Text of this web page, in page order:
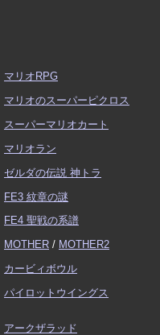
マリオRPG
マリオのスーパーピクロス
スーパーマリオカート
マリオラン
ゼルダの伝説 神トラ
FE3 紋章の謎
FE4 聖戦の系譜
MOTHER / MOTHER2
カービィボウル
パイロットウイングス
アークザラッド